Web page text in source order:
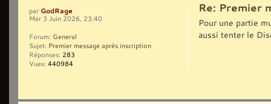
Re: Premier
Pour une partie
aussi tenter le
par GodRage
Mer 3 Juin 2026, 23:40
Forum: General
Sujet: Premier message après inscription
Réponses: 283
Vues: 440984